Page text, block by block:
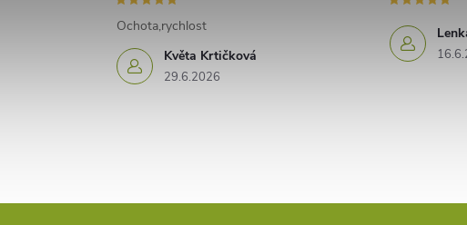
Květa Krtičková
29.6.2026
Ochota,rychlost